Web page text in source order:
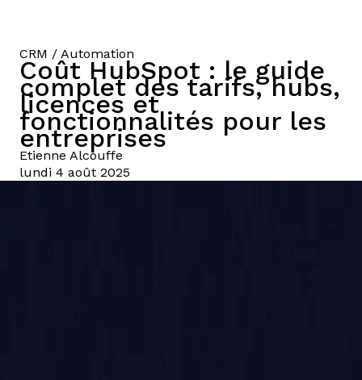
CRM / Automation
Coût HubSpot : le guide
complet des tarifs, hubs,
licences et
fonctionnalités pour les
entreprises
Etienne Alcouffe
lundi 4 août 2025